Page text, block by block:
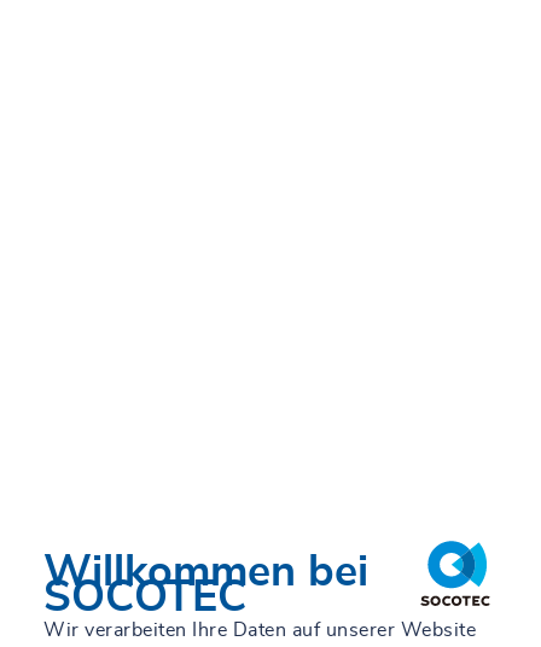
Willkommen bei
SOCOTEC
Wir verarbeiten Ihre Daten auf unserer Website